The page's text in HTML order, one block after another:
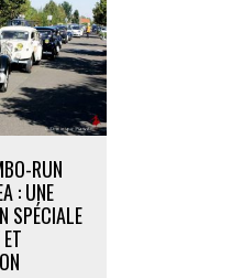
RUN
: UNE
SPÉCIALE